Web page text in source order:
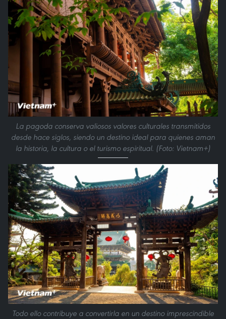
La pagoda conserva valiosos valores culturales transmitidos
desde hace siglos, siendo un destino ideal para quienes aman
la historia, la cultura o el turismo espiritual. (Foto: Vietnam+)
Todo ello contribuye a convertirla en un destino imprescindible